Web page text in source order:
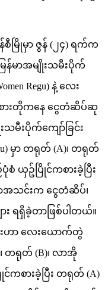
စီမြိုမှာ ဇွန် (၂၄) ရက်က
န်မာအမျိုးသမီးပိုက်
Regu) နဲ့ လေး
အစားတိုကနေ ငွေတံဆိပ်ဆု
သမီးပိုက်ကျော်ခြင်း
မှာ တရုတ် (A)၊ တရုတ်
ယှဥ်ပြိုင်ကစားခဲ့ပြီး
အသင်းက ငွေတံဆိပ်၊
ရရှိခဲ့တာဖြစ်ပါတယ်။
းဟာ လေးယောက်တွဲ
၊ တရုတ် (B)၊ လာအို
စားခဲ့ပြီး တရုတ် (A)